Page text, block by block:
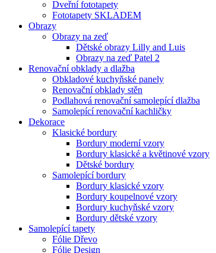
Dveřní fototapety
Fototapety SKLADEM
Obrazy
Obrazy na zeď
Dětské obrazy Lilly and Luis
Obrazy na zeď Patel 2
Renovační obklady a dlažba
Obkladové kuchyňské panely
Renovační obklady stěn
Podlahová renovační samolepící dlažba
Samolepící renovační kachličky
Dekorace
Klasické bordury
Bordury moderní vzory
Bordury klasické a květinové vzory
Dětské bordury
Samolepící bordury
Bordury klasické vzory
Bordury koupelnové vzory
Bordury kuchyňské vzory
Bordury dětské vzory
Samolepící tapety
Fólie Dřevo
Fólie Design